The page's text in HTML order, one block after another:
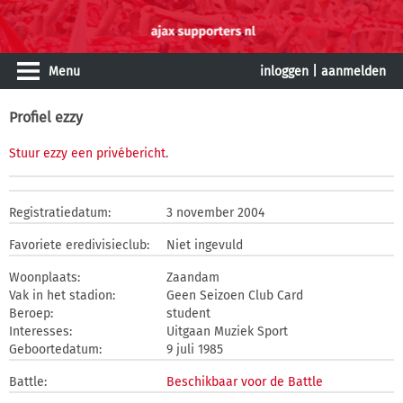
Menu inloggen aanmelden
Profiel ezzy
Stuur ezzy een privébericht.
Registratiedatum: 3 november 2004
Favoriete eredivisieclub: Niet ingevuld
Woonplaats:
Zaandam
Vak in het stadion:
Geen Seizoen Club Card
Beroep:
student
Interesses:
Uitgaan Muziek Sport
Geboortedatum:
9 juli 1985
Battle: Beschikbaar voor de Battle